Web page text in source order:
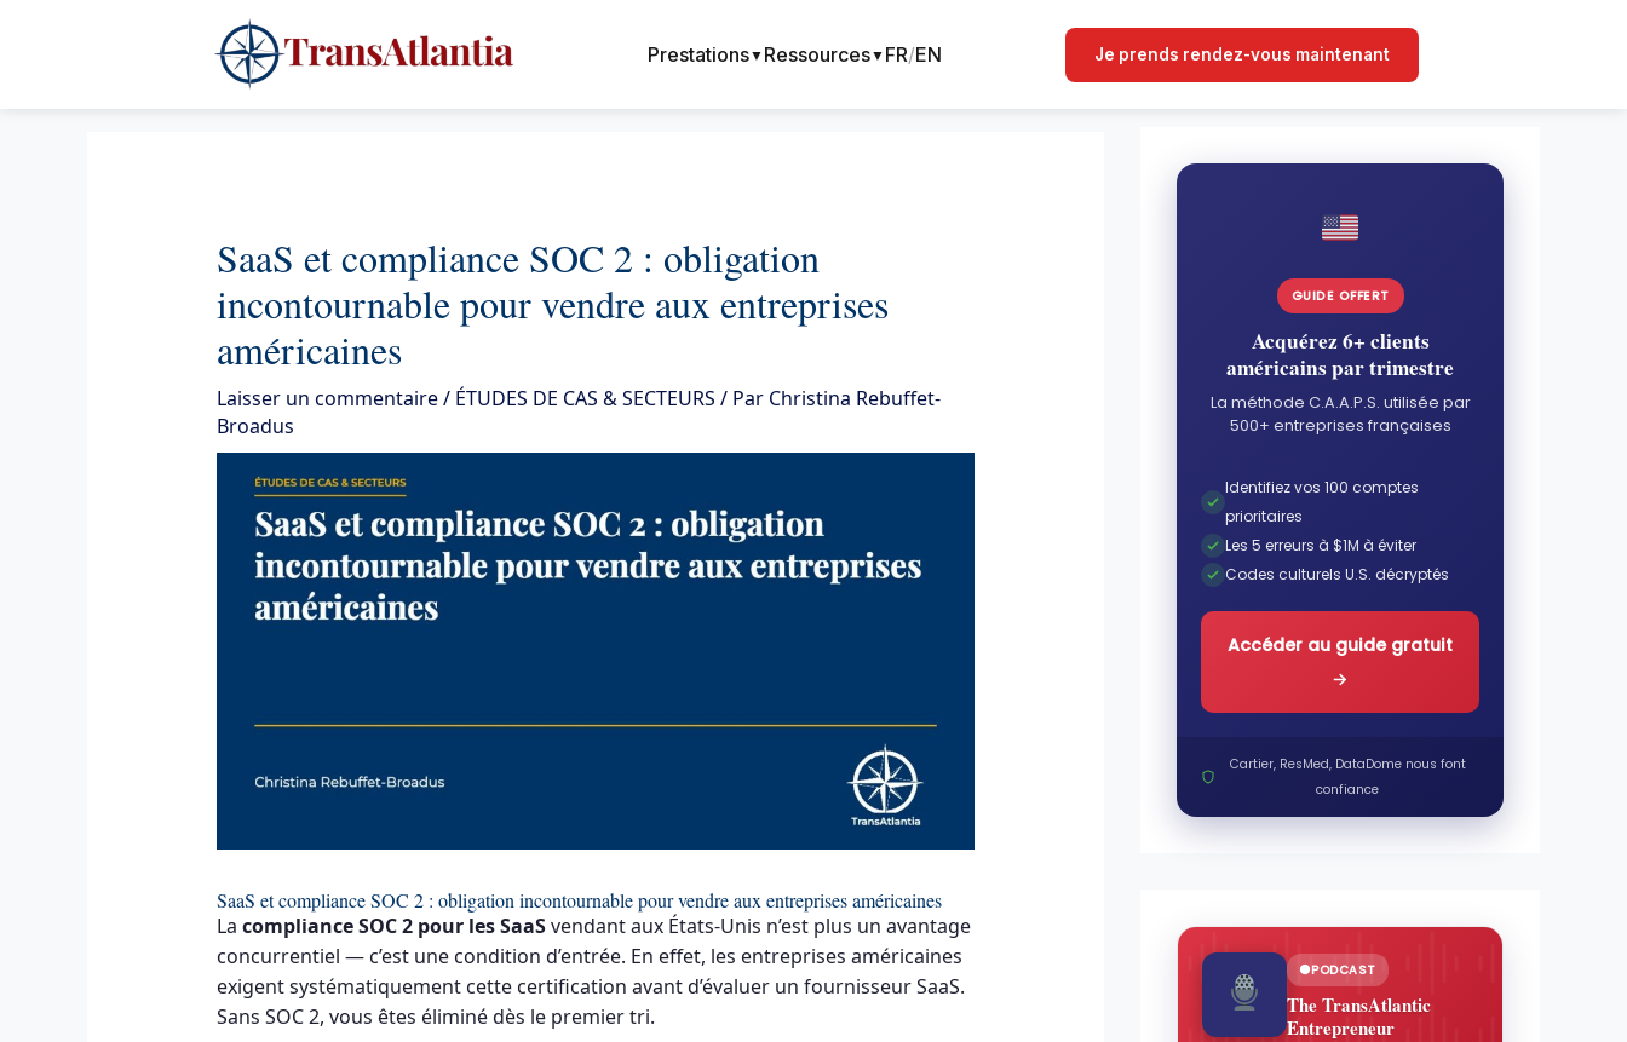
Prestations▼ Ressources▼ FR/EN Je prends rendez-vous maintenant
SaaS et compliance SOC 2 : obligation
incontournable pour vendre aux entreprises
américaines
Laisser un commentaire/ ÉTUDES DE CAS & SECTEURS / Par Christina Rebuffet-
Broadus
SaaS et compliance SOC 2 : obligation incontournable pour vendre aux entreprises américaines
La compliance SOC 2 pour les SaaSvendant aux États-Unis n’est plus un avantage
concurrentiel — c’est une condition d’entrée. En effet, les entreprises américaines
exigent systématiquement cette certification avant d’évaluer un fournisseur SaaS.
Sans SOC 2, vous êtes éliminé dès le premier tri.
GUIDE OFFERT
Acquérez 6+ clients
américains par trimestre
La méthode C.A.A.P.S. utilisée par
500+ entreprises françaises
Identifiez vos 100 comptes
prioritaires
Les 5 erreurs à $1M à éviter
Codes culturels U.S. décryptés
Accéder au guide gratuit
→
Cartier, ResMed, DataDome nous font
confiance
PODCAST
The TransAtlantic
Entrepreneur